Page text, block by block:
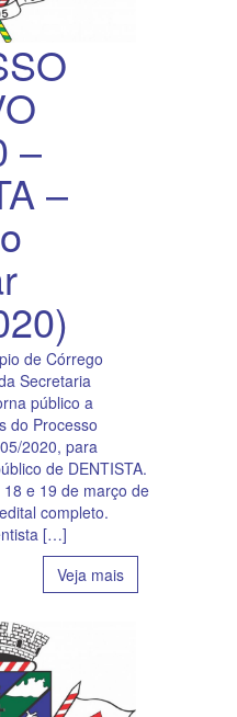
–
–
de Córrego
Secretaria
público a
do Processo
2020, para
de DENTISTA.
e 19 de março de
completo.
[…]
Veja mais